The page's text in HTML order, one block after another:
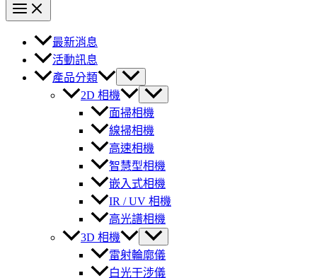
最新消息
活動訊息
產品分類
2D 相機
面掃相機
線掃相機
高速相機
智慧型相機
嵌入式相機
IR / UV 相機
高光譜相機
3D 相機
雷射輪廓儀
白光干涉儀